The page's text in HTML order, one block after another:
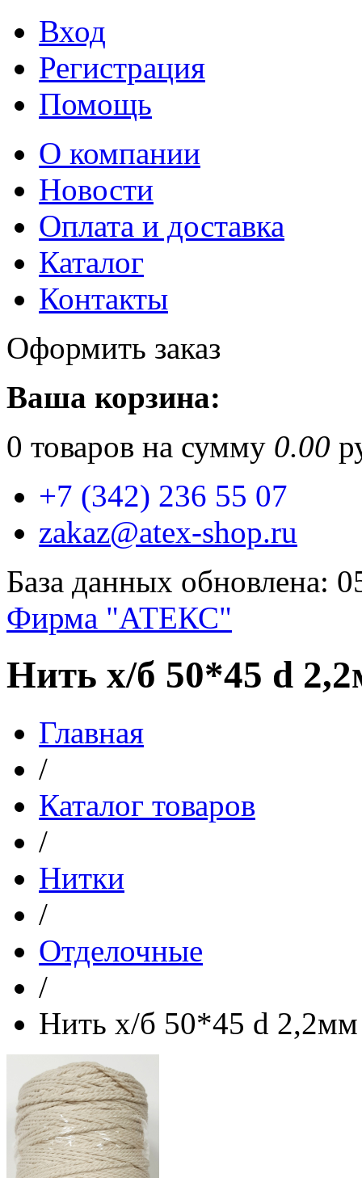
Вход
Регистрация
Помощь
О компании
Новости
Оплата и доставка
Каталог
Контакты
Оформить заказ
Ваша корзина:
0 товаров на сумму 0.00
+7 (342) 236 55 07
zakaz@atex-shop.ru
База данных обновлена:
Фирма "АТЕКС"
Нить х/б 50*45 d
Главная
/
Каталог товаров
/
Нитки
/
Отделочные
/
Нить х/б 50*45 d